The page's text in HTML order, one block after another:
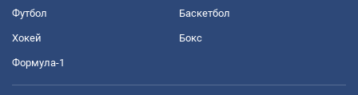
Футбол Баскетбол
Хокей Бокс
Формула-1